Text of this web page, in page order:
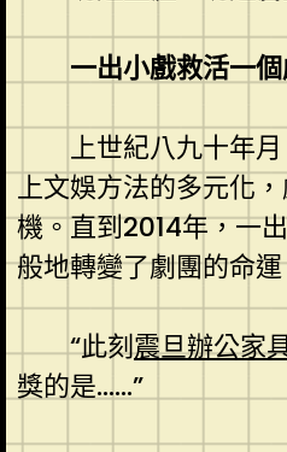
一出小戲救活一
上世紀八九十年
上文娛方法的多元化
機。直到2014年，一
般地轉變了劇團的命
“此刻震旦辦公家
獎的是……”